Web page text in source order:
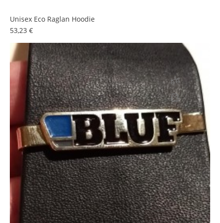
Unisex Eco Raglan Hoodie
53,23 €Prezzo